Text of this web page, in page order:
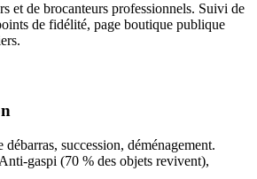
et de brocanteurs professionnels. Suivi de
de fidélité, page boutique publique
succession, déménagement.
gaspi (70 % des objets revivent),